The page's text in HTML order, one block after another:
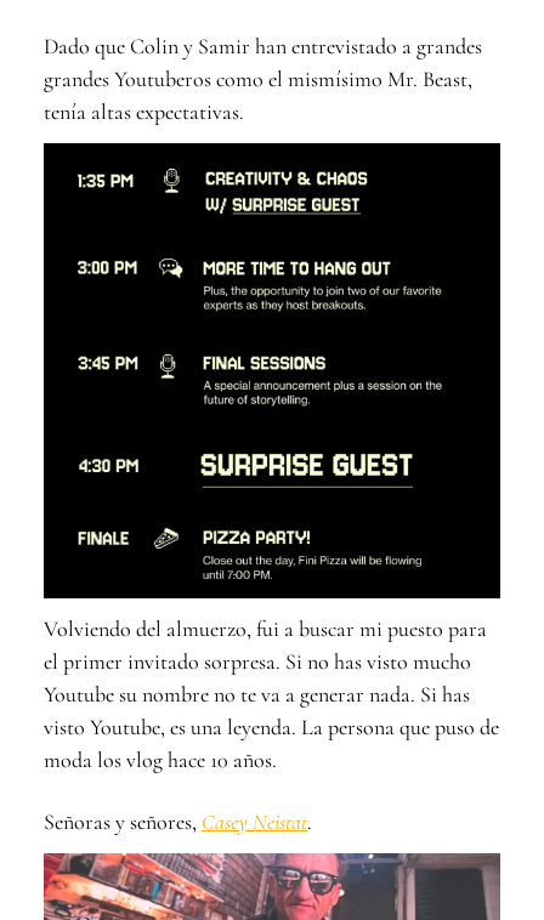
Dado que Colin y Samir han entrevistado a grandes
grandes Youtuberos como el mismísimo Mr. Beast,
tenía altas expectativas.
Volviendo del almuerzo, fui a buscar mi puesto para
el primer invitado sorpresa. Si no has visto mucho
Youtube su nombre no te va a generar nada. Si has
visto Youtube, es una leyenda. La persona que puso de
moda los vlog hace 10 años.
Señoras y señores, Casey Neistat.